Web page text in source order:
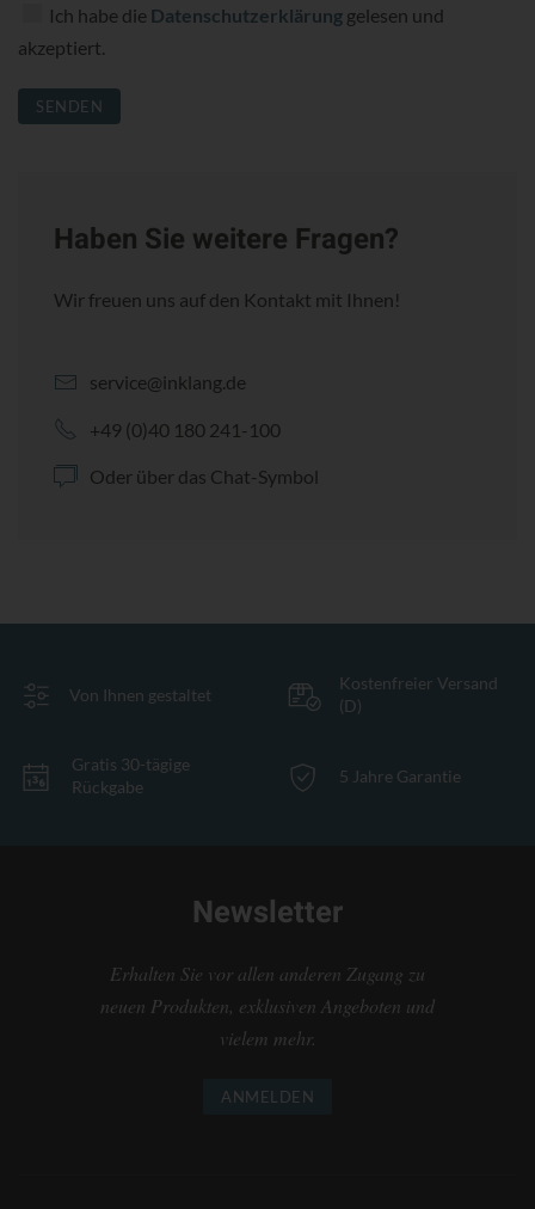
Ich habe die Datenschutzerklärung gelesen und
akzeptiert.
SENDEN
Haben Sie weitere Fragen?
Wir freuen uns auf den Kontakt mit Ihnen!
service@inklang.de
+49 (0)40 180 241-100
Oder über das Chat-Symbol
Von Ihnen gestaltet
Kostenfreier Versand
(D)
Gratis 30-tägige
Rückgabe
5 Jahre Garantie
Newsletter
Erhalten Sie vor allen anderen Zugang zu
neuen Produkten, exklusiven Angeboten und
vielem mehr.
ANMELDEN